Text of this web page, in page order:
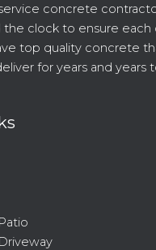
concrete
the clock to ensure each
top quality concrete
for years and years